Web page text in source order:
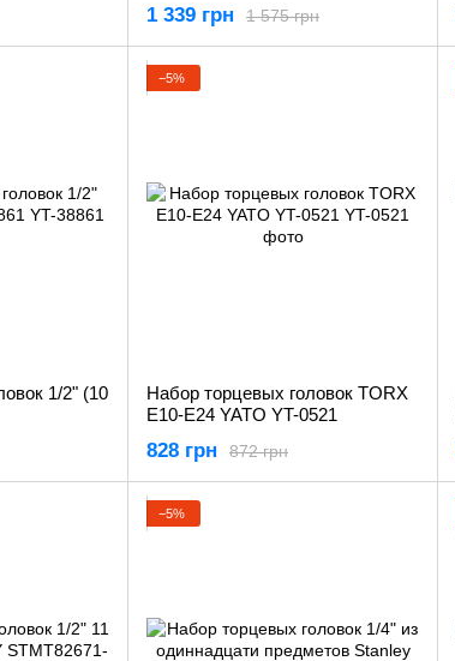
1 575 грн
1 339 грн
1/2" (10
−5%
Набор торцевых головок TORX
Е10-Е24 YATO YT-0521
872 грн
828 грн
−5%